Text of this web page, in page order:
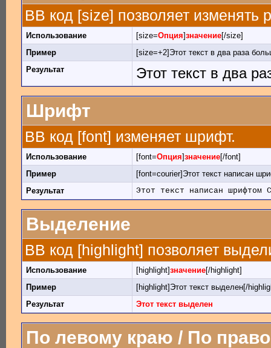
BB код [size] позволяет
Использование [size=Опция]значение[/size]
Пример
[size=+2]Этот текст в два раза
Результат
Этот текст в два
Шрифт
BB код [font] изменяет шрифт.
Использование [font=Опция]значение[/font]
Пример
[font=courier]Этот текст написан
Результат
Этот текст написан шрифтом
Выделение
BB код [highlight] позволяет
Использование [highlight]значение[/highlight]
Пример
[highlight]Этот текст выделен[/
Результат
Этот текст выделен
По левому краю / По